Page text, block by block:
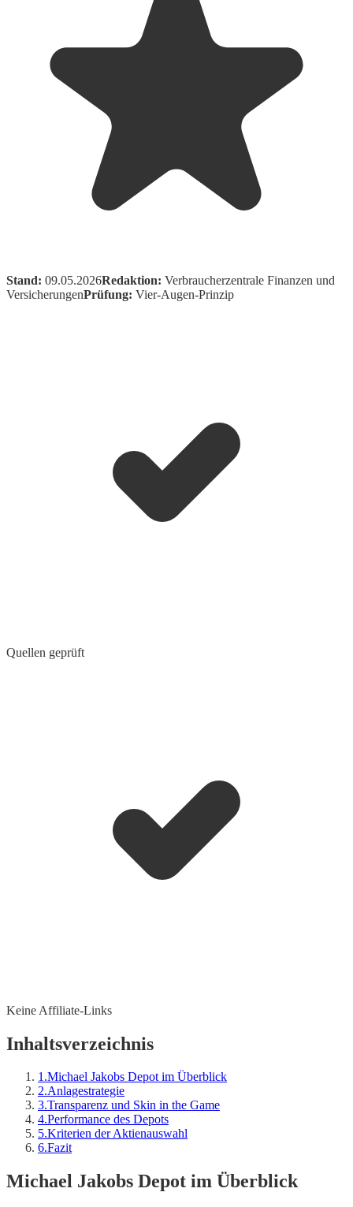
Stand: 09.05.2026Redaktion: Verbraucherzentrale Finanzen und
VersicherungenPrüfung: Vier-Augen-Prinzip
Quellen geprüft
Keine Affiliate-Links
Inhaltsverzeichnis
1.Michael Jakobs Depot im Überblick
2.Anlagestrategie
3.Transparenz und Skin in the Game
4.Performance des Depots
5.Kriterien der Aktienauswahl
6.Fazit
Michael Jakobs Depot im Überblick